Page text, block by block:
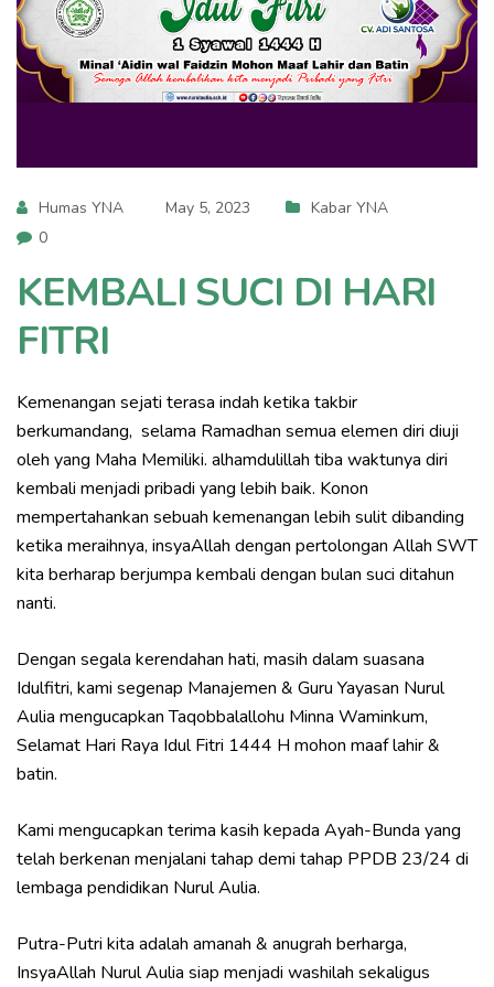
Humas YNA May 5, 2023
Kabar YNA
0
KEMBALI SUCI DI HARI
FITRI
Kemenangan sejati terasa indah ketika takbir
berkumandang, selama Ramadhan semua elemen diri diuji
oleh yang Maha Memiliki. alhamdulillah tiba waktunya diri
kembali menjadi pribadi yang lebih baik. Konon
mempertahankan sebuah kemenangan lebih sulit dibanding
ketika meraihnya, insyaAllah dengan pertolongan Allah SWT
kita berharap berjumpa kembali dengan bulan suci ditahun
nanti.
Dengan segala kerendahan hati, masih dalam suasana
Idulfitri, kami segenap Manajemen & Guru Yayasan Nurul
Aulia mengucapkan Taqobbalallohu Minna Waminkum,
Selamat Hari Raya Idul Fitri 1444 H mohon maaf lahir &
batin.
Kami mengucapkan terima kasih kepada Ayah-Bunda yang
telah berkenan menjalani tahap demi tahap PPDB 23/24 di
lembaga pendidikan Nurul Aulia.
Putra-Putri kita adalah amanah & anugrah berharga,
InsyaAllah Nurul Aulia siap menjadi washilah sekaligus